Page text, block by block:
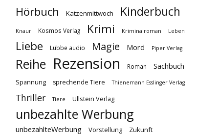
Hörbuch Katzenmittwoch Kinderbuch
Knaur Kosmos Verlag Krimi Kriminalroman Leben
Liebe Lübbe audio Magie Mord Piper Verlag
Reihe Rezension Roman Sachbuch
Spannung sprechende Tiere Thienemann Esslinger Verlag
Thriller Tiere Ullstein Verlag
unbezahlte Werbung
unbezahlteWerbung Vorstellung Zukunft